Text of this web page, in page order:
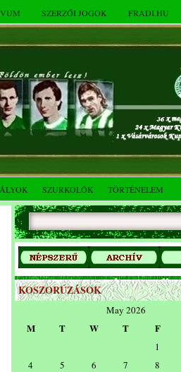
SZERZŐI JOGOK FRADI.HU
SZURKOLÓK TÖRTÉNELEM
KOSZORÚZÁSOK
May 2026
M T W T F
1
4
5 6 7 8